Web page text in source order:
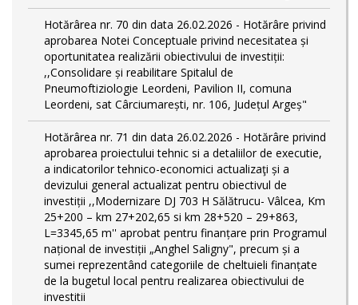
Hotărârea nr. 70 din data 26.02.2026 - Hotărâre privind
aprobarea Notei Conceptuale privind necesitatea și
oportunitatea realizării obiectivului de investiții:
,,Consolidare și reabilitare Spitalul de
Pneumoftiziologie Leordeni, Pavilion II, comuna
Leordeni, sat Cârciumarești, nr. 106, Județul Argeș"
Hotărârea nr. 71 din data 26.02.2026 - Hotărâre privind
aprobarea proiectului tehnic si a detaliilor de executie,
a indicatorilor tehnico-economici actualizaţi și a
devizului general actualizat pentru obiectivul de
investiții ,,Modernizare DJ 703 H Sălătrucu- Vâlcea, Km
25+200 – km 27+202,65 si km 28+520 – 29+863,
L=3345,65 m'' aprobat pentru finanțare prin Programul
național de investiții „Anghel Saligny", precum și a
sumei reprezentând categoriile de cheltuieli finanțate
de la bugetul local pentru realizarea obiectivului de
investitii